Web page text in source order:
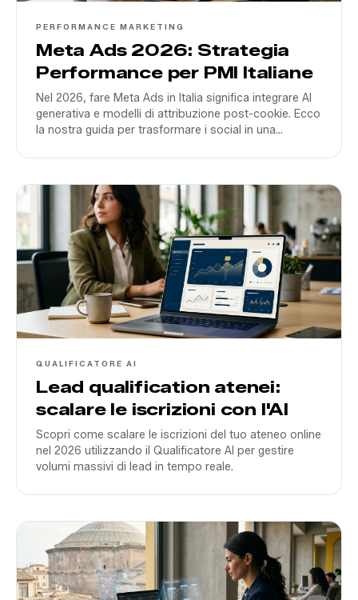
PERFORMANCE MARKETING
Meta Ads 2026: Strategia
Performance per PMI Italiane
Nel 2026, fare Meta Ads in Italia significa integrare AI
generativa e modelli di attribuzione post-cookie. Ecco
la nostra guida per trasformare i social in una
QUALIFICATORE AI
Lead qualification atenei:
scalare le iscrizioni con l'AI
Scopri come scalare le iscrizioni del tuo ateneo online
nel 2026 utilizzando il Qualificatore AI per gestire
volumi massivi di lead in tempo reale.